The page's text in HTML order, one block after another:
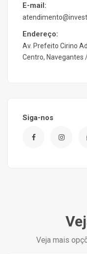
E-mail:
Endereço:
Av. Prefeito Cirino
Centro, Navegantes
Siga-nos
Veja mais